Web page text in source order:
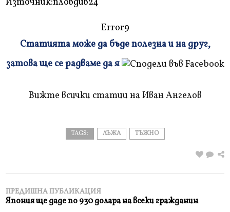
Error9
и
Статията може да бъде полезна и на друг,
затова ще се радваме да я
Вижте всички статии на Иван Ангелов
TAGS: ЛЪЖА ТЪЖНО
ПРЕДИШНА ПУБЛИКАЦИЯ
Япония ще даде по 930 долара на всеки гражданин